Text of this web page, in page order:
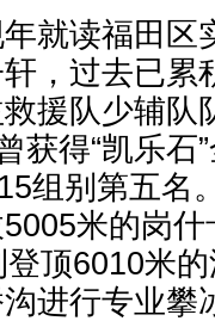
就读福田区
，过去已累
援队少辅队
获得“凯乐石
组别第五名
米的岗
顶6010米
进行专业攀